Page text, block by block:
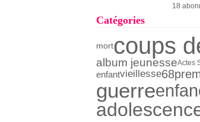
18
Catégories
mortcoups
album jeunesseActes
enfantvieillesse
guerre